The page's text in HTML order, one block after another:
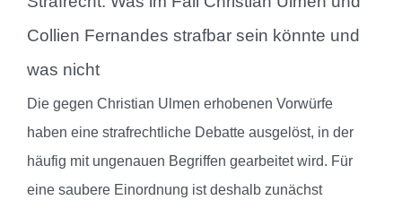
Collien Fernandes strafbar sein könnte und
was nicht
Die gegen Christian Ulmen erhobenen Vorwürfe
haben eine strafrechtliche Debatte ausgelöst, in der
häufig mit ungenauen Begriffen gearbeitet wird. Für
eine saubere Einordnung ist deshalb zunächst